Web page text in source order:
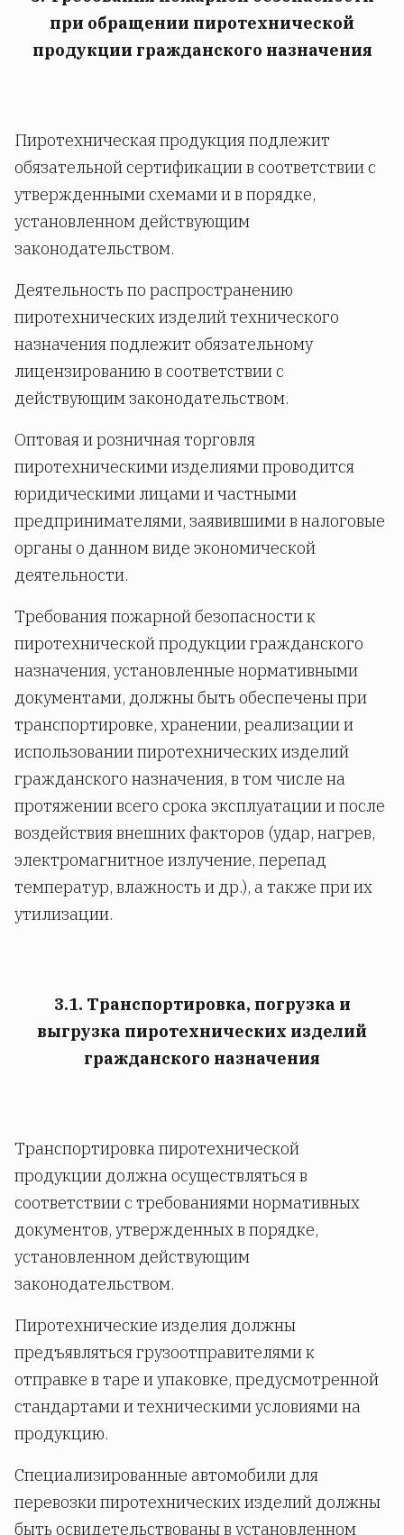
при обращении пиротехнической
продукции гражданского назначения
Пиротехническая продукция подлежит
обязательной сертификации в соответствии с
утвержденными схемами и в порядке,
установленном действующим
законодательством.
Деятельность по распространению
пиротехнических изделий технического
назначения подлежит обязательному
лицензированию в соответствии с
действующим законодательством.
Оптовая и розничная торговля
пиротехническими изделиями проводится
юридическими лицами и частными
предпринимателями, заявившими в налоговые
органы о данном виде экономической
деятельности.
Требования пожарной безопасности к
пиротехнической продукции гражданского
назначения, установленные нормативными
документами, должны быть обеспечены при
транспортировке, хранении, реализации и
использовании пиротехнических изделий
гражданского назначения, в том числе на
протяжении всего срока эксплуатации и после
воздействия внешних факторов (удар, нагрев,
электромагнитное излучение, перепад
температур, влажность и др.), а также при их
утилизации.
3.1. Транспортировка, погрузка и
выгрузка пиротехнических изделий
гражданского назначения
Транспортировка пиротехнической
продукции должна осуществляться в
соответствии с требованиями нормативных
документов, утвержденных в порядке,
установленном действующим
законодательством.
Пиротехнические изделия должны
предъявляться грузоотправителями к
отправке в таре и упаковке, предусмотренной
стандартами и техническими условиями на
продукцию.
Специализированные автомобили для
перевозки пиротехнических изделий должны
быть освидетельствованы в установленном